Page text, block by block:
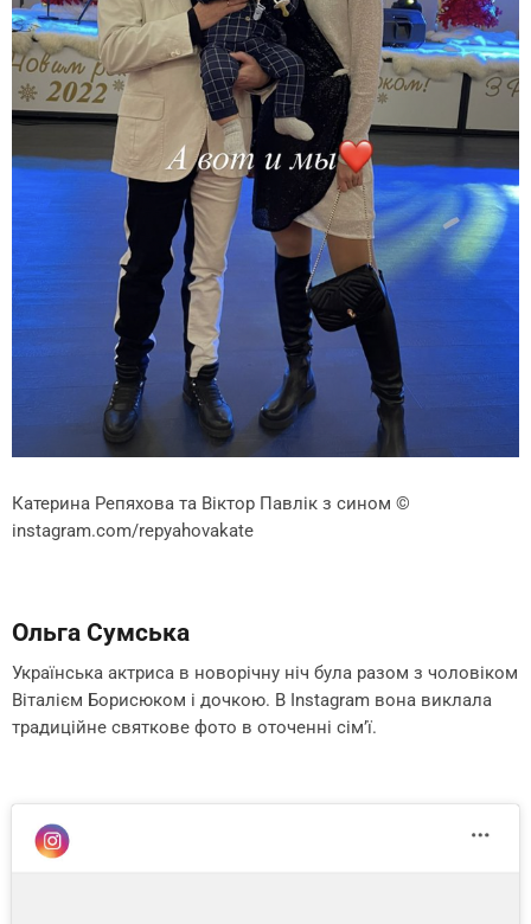
Катерина Репяхова та Віктор Павлік з сином ©
instagram.com/repyahovakate
Ольга Сумська
Українська актриса в новорічну ніч була разом з чоловіком
Віталієм Борисюком і дочкою. В Instagram вона виклала
традиційне святкове фото в оточенні сім’ї.